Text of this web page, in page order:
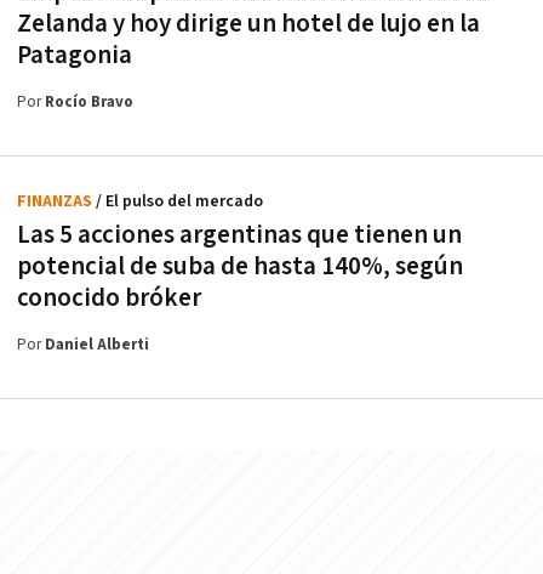
Zelanda y hoy dirige un hotel de lujo en la
Patagonia
PorRocío Bravo
Las 5 acciones argentinas que tienen un
potencial de suba de hasta 140%, según
conocido bróker
FINANZAS / El pulso del mercado
PorDaniel Alberti